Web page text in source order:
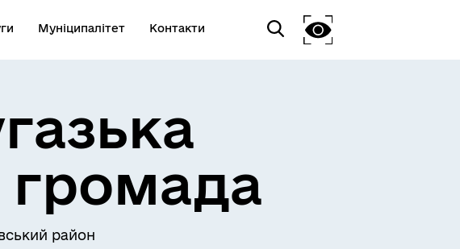
Муніципалітет Контакти
громада
район